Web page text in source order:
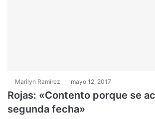
Marilyn Ramírez mayo 12, 2017
Rojas: «Contento porque se
segunda fecha»